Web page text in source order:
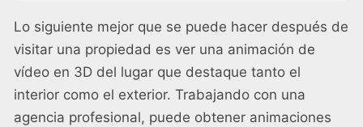
Lo siguiente mejor que se puede hacer después de
visitar una propiedad es ver una animación de
vídeo en 3D del lugar que destaque tanto el
interior como el exterior. Trabajando con una
agencia profesional, puede obtener animaciones